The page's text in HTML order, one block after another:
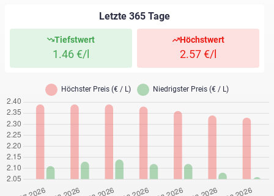
Letzte 365 Tage
Tiefstwert
1.46 €/l
Höchstwert
2.57 €/l